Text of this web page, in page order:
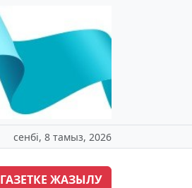
сенбі, 8 тамыз, 2026
ГАЗЕТКЕ ЖАЗЫЛУ